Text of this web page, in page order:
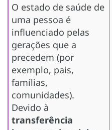
O estado de saúde de
uma pessoa é
influenciado pelas
gerações que a
precedem (por
exemplo, pais,
famílias,
comunidades).
Devido à
transferência